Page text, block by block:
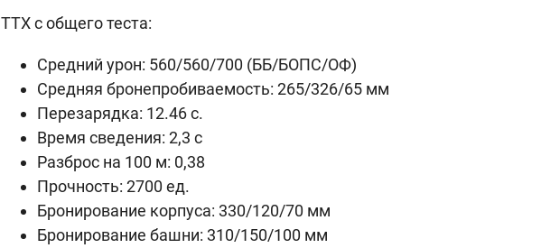
ТТХ с общего теста:
Средний урон: 560/560/700 (ББ/БОПС/ОФ)
Средняя бронепробиваемость: 265/326/65 мм
Перезарядка: 12.46 c.
Время сведения: 2,3 с
Разброс на 100 м: 0,38
Прочность: 2700 ед.
Бронирование корпуса: 330/120/70 мм
Бронирование башни: 310/150/100 мм